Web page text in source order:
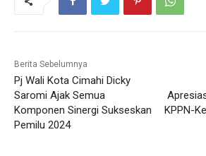
Berita Sebelumnya
Pj Wali Kota Cimahi Dicky
Saromi Ajak Semua
Komponen Sinergi Sukseskan
Pemilu 2024
KPPN-